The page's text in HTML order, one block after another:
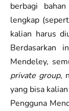
berbagi
lengkap
kalian harus
Berdasarkan
Mendeley,
private group,
yang bisa
Pengguna